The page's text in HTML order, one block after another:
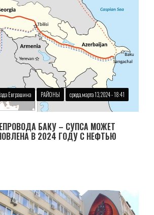
Евграшина РАЙОНЫ среда, марта 13, 2024 - 18:41
БАКУ – СУПСА МОЖЕТ
В 2024 ГОДУ С НЕФТЬЮ